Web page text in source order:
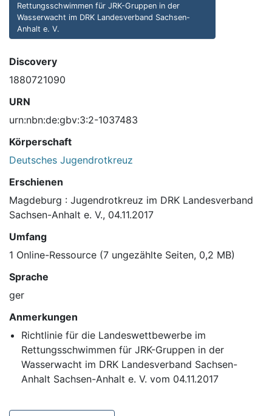
Rettungsschwimmen für JRK-Gruppen in der
Wasserwacht im DRK Landesverband Sachsen-
Anhalt e. V.
Discovery
1880721090
URN
urn:nbn:de:gbv:3:2-1037483
Körperschaft
Deutsches Jugendrotkreuz
Erschienen
Magdeburg : Jugendrotkreuz im DRK Landesverband
Sachsen-Anhalt e. V., 04.11.2017
Umfang
1 Online-Ressource (7 ungezählte Seiten, 0,2 MB)
Sprache
ger
Anmerkungen
Richtlinie für die Landeswettbewerbe im
Rettungsschwimmen für JRK-Gruppen in der
Wasserwacht im DRK Landesverband Sachsen-
Anhalt Sachsen-Anhalt e. V. vom 04.11.2017